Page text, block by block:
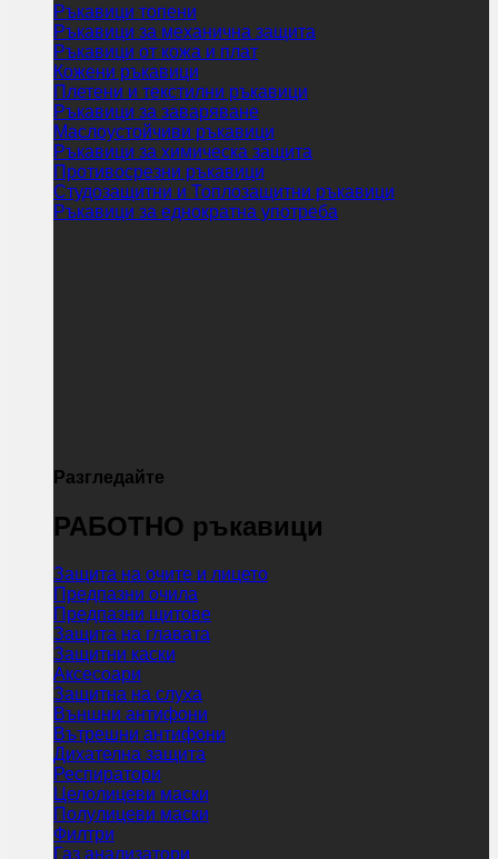
Ръкавици топени
Ръкавици за механична защита
Ръкавици от кожа и плат
Кожени ръкавици
Плетени и текстилни ръкавици
Ръкавици за заваряване
Маслоустойчиви ръкавици
Ръкавици за химическа защита
Противосрезни ръкавици
Студозащитни и Топлозащитни ръкавици
Ръкавици за еднократна употреба
Разгледайте
РАБОТНО ръкавици
Защита на очите и лицето
Предпазни очила
Предпазни щитове
Защита на главата
Защитни каски
Аксесоари
Защитна на слуха
Външни антифони
Вътрешни антифони
Дихателна защита
Респиратори
Целолицеви маски
Полулицеви маски
Филтри
Газ анализатори